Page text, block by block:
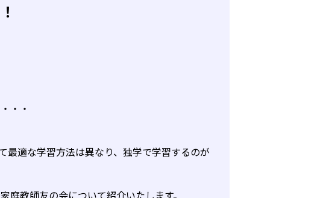
・・
最適な学習方法は異なり、独学で学習するのが
教師友の会について紹介いたします。